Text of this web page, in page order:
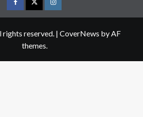
FacebookTwitterInstagram
reserved. | CoverNews by AF
themes.